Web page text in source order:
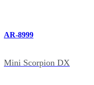
AR-8999
Mini Scorpion DX